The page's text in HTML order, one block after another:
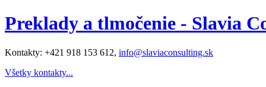
Preklady a tlmočenie - Slavia
Kontakty: +421 918 153 612, info@slaviaconsulting.sk
Všetky kontakty...